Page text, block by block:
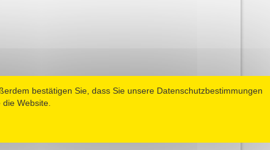
bestätigen Sie, dass Sie unsere Datenschutzbestimmungen
Website.